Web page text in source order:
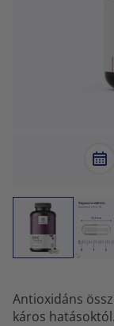
Antioxidáns
káros hatásoktól.